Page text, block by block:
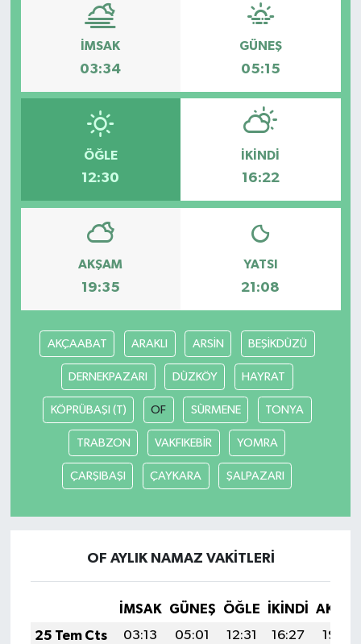
İMSAK
03:34
GÜNEŞ
05:15
ÖĞLE
12:30
İKINDI
16:22
AKŞAM
19:35
YATSI
21:08
AKÇAABAT ARAKLI ARSİN BEŞİKDÜZÜ
DERNEKPAZARI DÜZKÖY HAYRAT
KÖPRÜBAŞI (T) OF SÜRMENE TONYA
TRABZON VAKFIKEBİR YOMRA
ÇARŞIBAŞI ÇAYKARA ŞALPAZARI
OF AYLIK NAMAZ VAKITLERI
İMSAK GÜNEŞ ÖĞLE İKINDI
25 Tem Cts
03:13 05:01 12:31 16:27
19:50